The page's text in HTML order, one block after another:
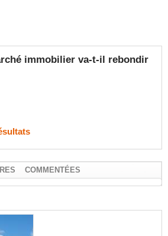
immobilier va-t-il rebondir
COMMENTÉES